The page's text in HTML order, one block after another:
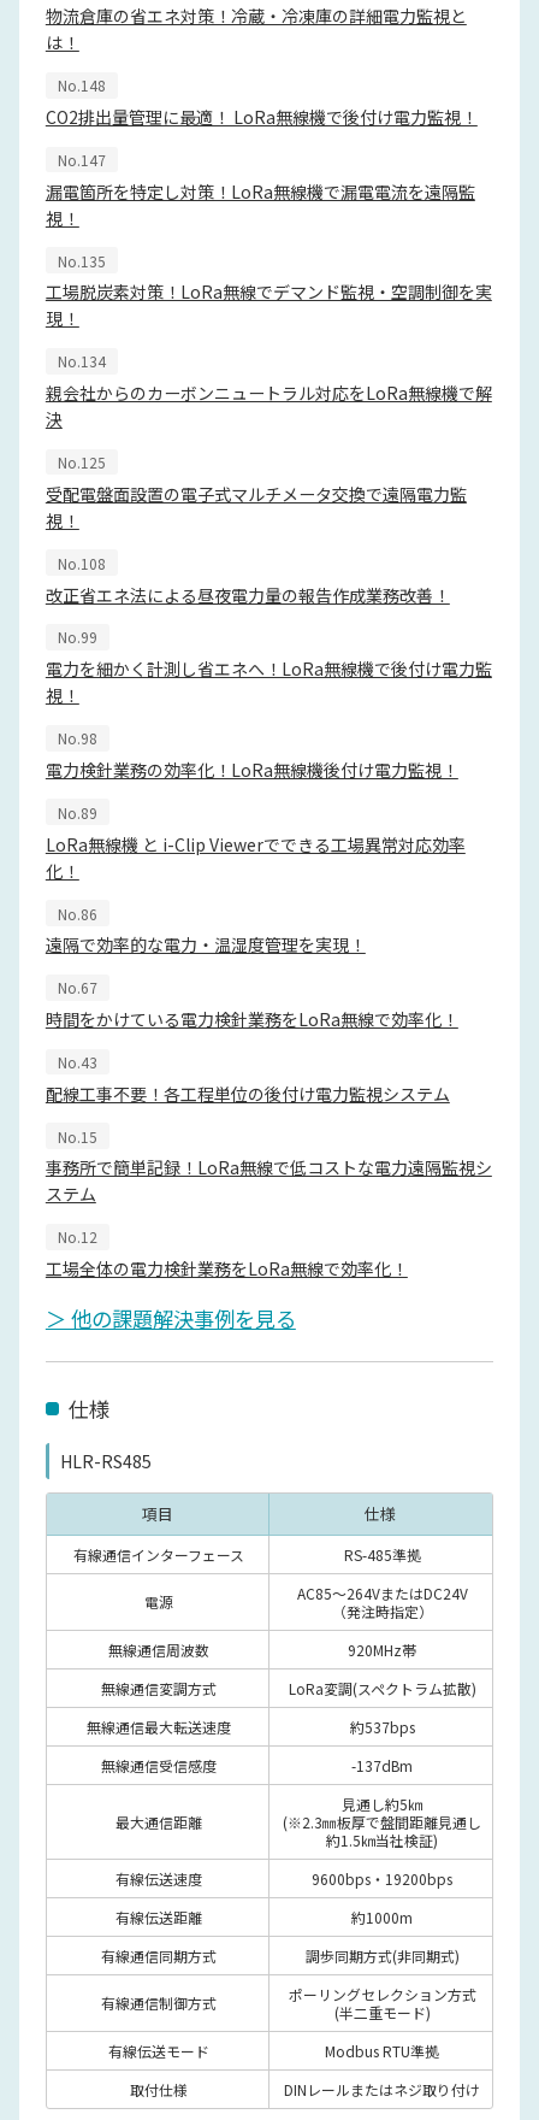
物流倉庫の省エネ対策！冷蔵・冷凍庫の詳細電力監視と
は！
No.148
CO2排出量管理に最適！ LoRa無線機で後付け電力監視！
No.147
漏電箇所を特定し対策！LoRa無線機で漏電電流を遠隔監
視！
No.135
工場脱炭素対策！LoRa無線でデマンド監視・空調制御を実
現！
No.134
親会社からのカーボンニュートラル対応をLoRa無線機で解
決
No.125
受配電盤面設置の電子式マルチメータ交換で遠隔電力監
視！
No.108
改正省エネ法による昼夜電力量の報告作成業務改善！
No.99
電力を細かく計測し省エネへ！LoRa無線機で後付け電力監
視！
No.98
電力検針業務の効率化！LoRa無線機後付け電力監視！
No.89
LoRa無線機 と i-Clip Viewerでできる工場異常対応効率
化！
No.86
遠隔で効率的な電力・温湿度管理を実現！
No.67
時間をかけている電力検針業務をLoRa無線で効率化！
No.43
配線工事不要！各工程単位の後付け電力監視システム
No.15
事務所で簡単記録！LoRa無線で低コストな電力遠隔監視シ
ステム
No.12
工場全体の電力検針業務をLoRa無線で効率化！
＞ 他の課題解決事例を見る
仕様
HLR-RS485
項目 仕様
有線通信インターフェース RS-485準拠
電源
AC85～264VまたはDC24V
（発注時指定）
無線通信周波数
920MHz帯
無線通信変調方式
LoRa変調(スペクトラム拡散)
無線通信最大転送速度
約537bps
無線通信受信感度
-137dBm
最大通信距離
見通し約5㎞
(※2.3㎜板厚で盤間距離見通し
約1.5㎞当社検証)
有線伝送速度
9600bps・19200bps
有線伝送距離
約1000m
有線通信同期方式
調歩同期方式(非同期式)
有線通信制御方式
ポーリングセレクション方式
(半二重モード)
有線伝送モード
Modbus RTU準拠
取付仕様
DINレールまたはネジ取り付け